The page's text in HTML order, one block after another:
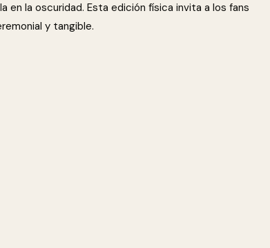
en la oscuridad. Esta edición física invita a los fans
y tangible.